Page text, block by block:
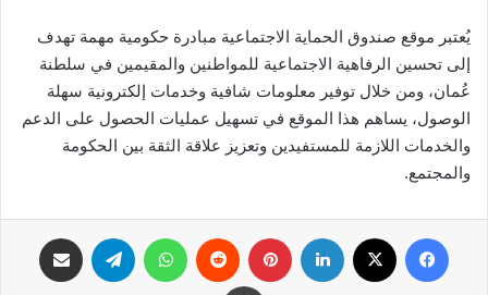
يُعتبر موقع صندوق الحماية الاجتماعية مبادرة حكومية مهمة تهدف
إلى تحسين الرفاهية الاجتماعية للمواطنين والمقيمين في سلطنة
عُمان، ومن خلال توفير معلومات شافية وخدمات إلكترونية سهلة
الوصول، يساهم هذا الموقع في تسهيل عمليات الحصول على الدعم
والخدمات اللازمة للمستفيدين وتعزيز علاقة الثقة بين الحكومة
والمجتمع.
فيسبوك لينكدإن بينتيريست واتساب تيلقرام
طباعة